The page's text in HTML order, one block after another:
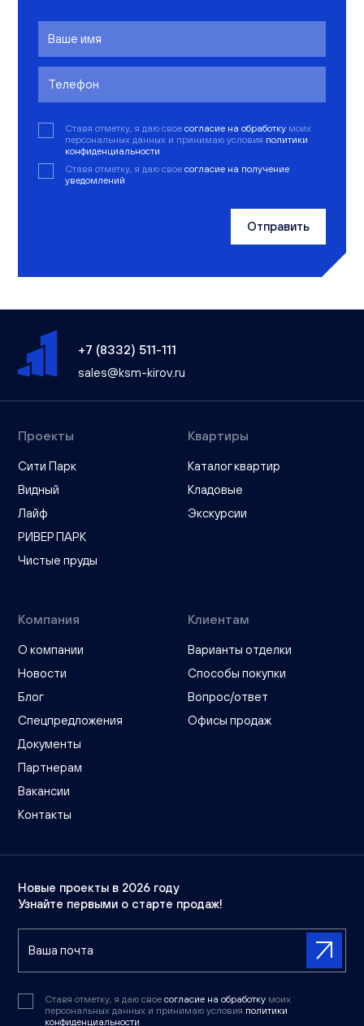
Ставя отметку, я даю свое согласие на обработку моих
персональных данных и принимаю условия политики
конфиденциальности
Ставя отметку, я даю свое согласие на получение
уведомлений
Отправить
+7 (8332) 511-111
sales@ksm-kirov.ru
Проекты
Сити Парк
Видный
Лайф
РИВЕР ПАРК
Чистые пруды
Квартиры
Каталог квартир
Кладовые
Экскурсии
Компания
О компании
Новости
Блог
Спецпредложения
Документы
Партнерам
Вакансии
Контакты
Клиентам
Варианты отделки
Способы покупки
Вопрос/ответ
Офисы продаж
Новые проекты в 2026 году
Узнайте первыми о старте продаж!
Ставя отметку, я даю свое согласие на обработку моих
персональных данных и принимаю условия политики
конфиденциальности